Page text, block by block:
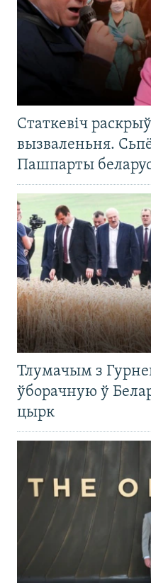
Статкевіч
вызваленьня.
Пашпарты
Тлумачым з
ўборачную ў
цырк